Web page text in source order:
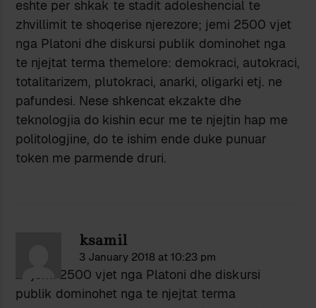
eshte per shkak te stadit adoleshencial te
zhvillimit te shoqerise njerezore; jemi 2500 vjet
nga Platoni dhe diskursi publik dominohet nga
te njejtat terma themelore: demokraci, autokraci,
totalitarizem, plutokraci, anarki, oligarki etj. ne
pafundesi. Nese shkencat ekzakte dhe
teknologjia do kishin ecur me te njejtin hap me
politologjine, do te ishim ende duke punuar
token me parmende druri.
ksamil
3 January 2018 at 10:23 pm
…” jemi 2500 vjet nga Platoni dhe diskursi
publik dominohet nga te njejtat terma